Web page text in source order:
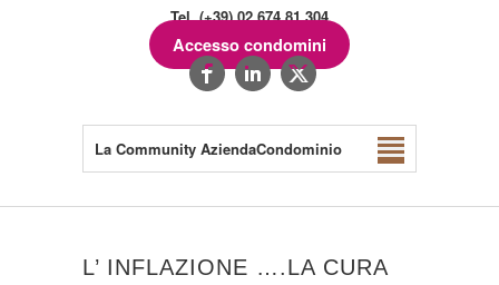
Tel. (+39) 02.674.81.304
Accesso condomini
La Community AziendaCondominio
L’ INFLAZIONE ….LA CURA